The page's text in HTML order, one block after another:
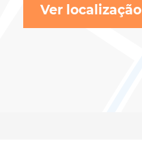
Ver localização